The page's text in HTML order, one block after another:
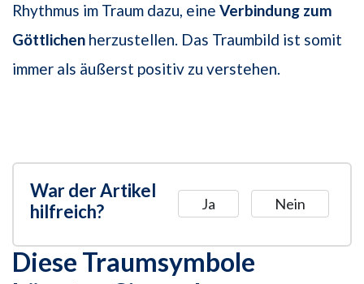
Rhythmus im Traum dazu, eine Verbindung zum
Göttlichen herzustellen. Das Traumbild ist somit
immer als äußerst positiv zu verstehen.
War der Artikel
hilfreich?
Ja Nein
Diese Traumsymbole